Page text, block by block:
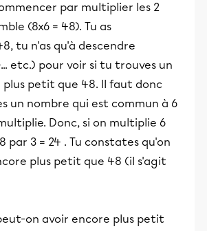
par multiplier les 2
(8x6 = 48). Tu as
tu n'as qu'à descendre
etc.) pour voir si tu trouves un
plus petit que 48. Il faut donc
un nombre qui est commun à 6
Donc, si on multiplie 6
par 3 = 24 . Tu constates qu'on
plus petit que 48 (il s'agit
on avoir encore plus petit